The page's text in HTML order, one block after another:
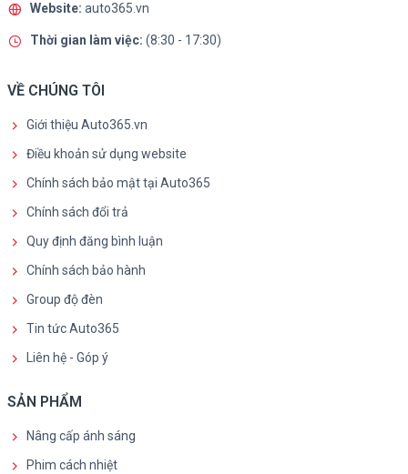
Website: auto365.vn
Thời gian làm việc: (8:30 - 17:30)
VỀ CHÚNG TÔI
Giới thiệu Auto365.vn
Điều khoản sử dụng website
Chính sách bảo mật tại Auto365
Chính sách đổi trả
Quy định đăng bình luận
Chính sách bảo hành
Group độ đèn
Tin tức Auto365
Liên hệ - Góp ý
SẢN PHẨM
Nâng cấp ánh sáng
Phim cách nhiệt